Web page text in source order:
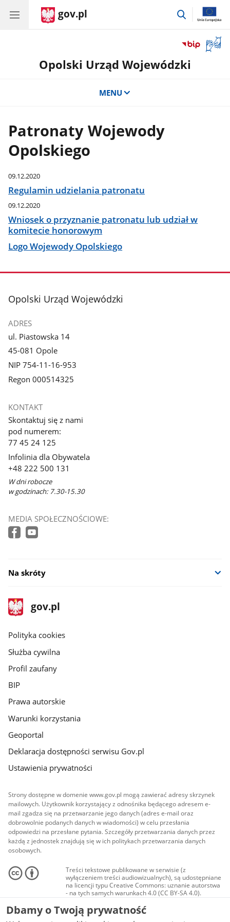
gov.pl
przejdź
okno
Opolski Urząd Wojewódzki
MENU
Patronaty Wojewody
Opolskiego
09.12.2020
Regulamin udzielania patronatu
09.12.2020
Wniosek o przyznanie patronatu lub udział w
komitecie honorowym
Logo Wojewody Opolskiego
stopka
Opolski Urząd Wojewódzki
ADRES
ul. Piastowska 14
45-081 Opole
NIP 754-11-16-953
Regon 000514325
KONTAKT
Skontaktuj się z nami
pod numerem:
77 45 24 125
Infolinia dla Obywatela
+48 222 500 131
W dni robocze
w godzinach: 7.30-15.30
MEDIA SPOŁECZNOŚCIOWE:
Na skróty
stopka
gov.pl
Strona
gov.pl
gov.pl
Polityka cookies
Służba cywilna
Profil zaufany
BIP
Prawa autorskie
Warunki korzystania
Geoportal
Deklaracja dostępności serwisu Gov.pl
Ustawienia prywatności
Strony dostępne w domenie www.gov.pl mogą zawierać adresy skrzynek
mailowych. Użytkownik korzystający z odnośnika będącego adresem e-
mail zgadza się na przetwarzanie jego danych (adres e-mail oraz
dobrowolnie podanych danych w wiadomości) w celu przesłania
odpowiedzi na przesłane pytania. Szczegóły przetwarzania danych przez
każdą z jednostek znajdują się w ich politykach przetwarzania danych
osobowych.
Treści tekstowe publikowane w serwisie (z
wyłączeniem treści audiowizualnych), są udostępniane
na licencji typu Creative Commons: uznanie autorstwa
- na tych samych warunkach 4.0 (CC BY-SA 4.0).
Materiały audiowizualne, w tym zdjęcia, materiały
audio i wideo, są udostępniane na licencji typu
Creative Commons: uznanie autorstwa użycie
Dbamy o Twoją prywatność